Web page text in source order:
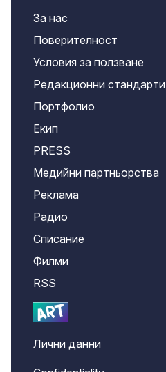
За нас
Поверителност
Условия за ползване
Редакционни стандарти
Портфолио
Екип
PRESS
Медийни партньорства
Реклама
Радио
Списание
Филми
RSS
Лични данни